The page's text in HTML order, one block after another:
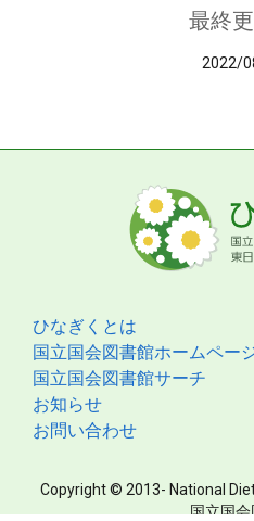
最終
2022/
ひなぎくとは
国立国会図書館ホームペー
国立国会図書館サーチ
お知らせ
お問い合わせ
Copyright © 2013- National